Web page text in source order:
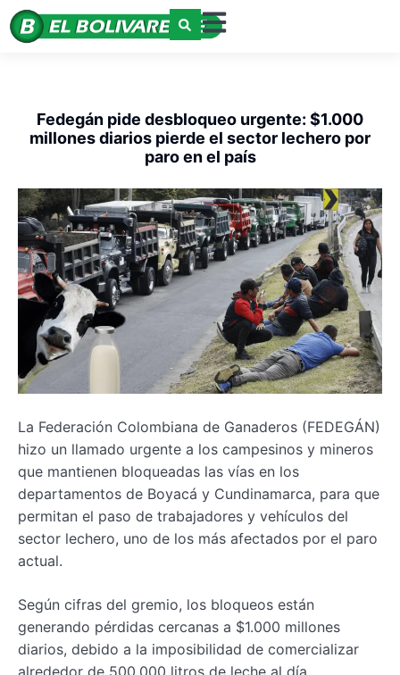
Fedegán pide desbloqueo urgente: $1.000
millones diarios pierde el sector lechero por
paro en el país
La Federación Colombiana de Ganaderos (FEDEGÁN)
hizo un llamado urgente a los campesinos y mineros
que mantienen bloqueadas las vías en los
departamentos de Boyacá y Cundinamarca, para que
permitan el paso de trabajadores y vehículos del
sector lechero, uno de los más afectados por el paro
actual.
Según cifras del gremio, los bloqueos están
generando pérdidas cercanas a $1.000 millones
diarios, debido a la imposibilidad de comercializar
alrededor de 500.000 litros de leche al día,